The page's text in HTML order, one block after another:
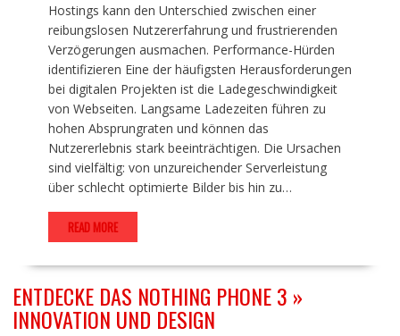
Hostings kann den Unterschied zwischen einer
reibungslosen Nutzererfahrung und frustrierenden
Verzögerungen ausmachen. Performance-Hürden
identifizieren Eine der häufigsten Herausforderungen
bei digitalen Projekten ist die Ladegeschwindigkeit
von Webseiten. Langsame Ladezeiten führen zu
hohen Absprungraten und können das
Nutzererlebnis stark beeinträchtigen. Die Ursachen
sind vielfältig: von unzureichender Serverleistung
über schlecht optimierte Bilder bis hin zu…
READ MORE
ENTDECKE DAS NOTHING PHONE 3 »
INNOVATION UND DESIGN